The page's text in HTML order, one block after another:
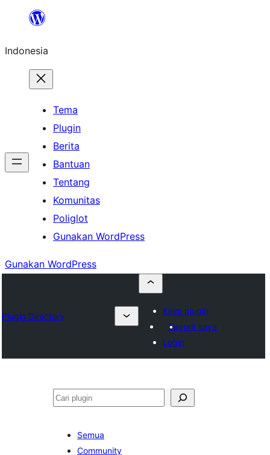
Lewati
konten
Indonesia
Tema
Plugin
Berita
Bantuan
Tentang
Komunitas
Poliglot
Gunakan WordPress
Gunakan WordPress
Plugin Directory
Kirim plugin
Favorit saya
Login
Cari
Semua
Community